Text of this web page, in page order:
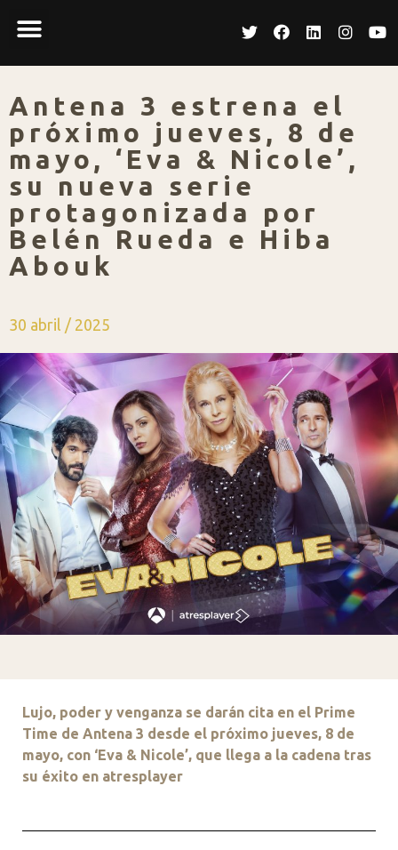
Antena 3 estrena el
próximo jueves, 8 de
mayo, ‘Eva & Nicole’,
su nueva serie
protagonizada por
Belén Rueda e Hiba
Abouk
30 abril / 2025
Lujo, poder y venganza se darán cita en el Prime
Time de Antena 3 desde el próximo jueves, 8 de
mayo, con ‘Eva & Nicole’, que llega a la cadena tras
su éxito en atresplayer